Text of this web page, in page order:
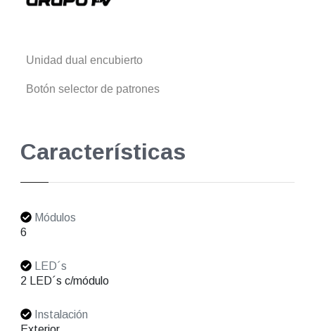
Unidad dual encubierto
Botón selector de patrones
Características
Módulos
6
LED´s
2 LED´s c/módulo
Instalación